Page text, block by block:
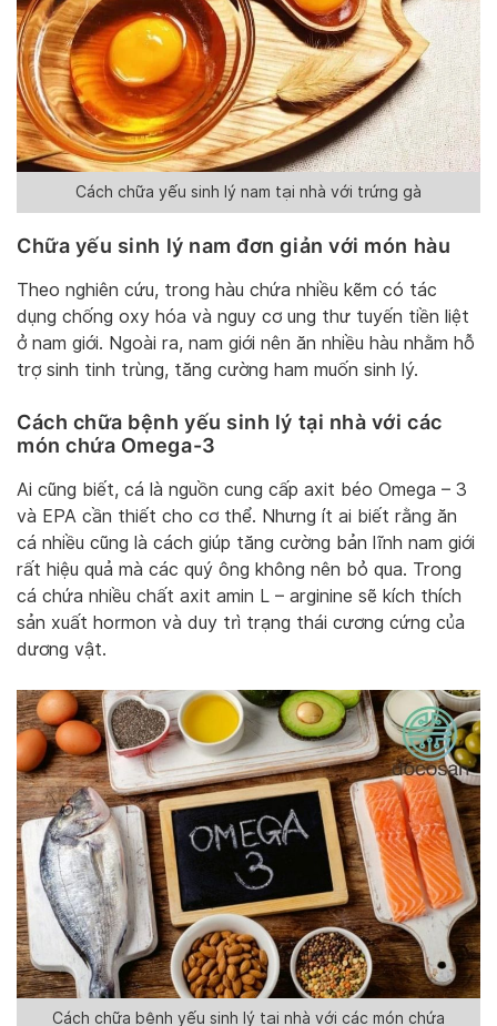
Cách chữa yếu sinh lý nam tại nhà với trứng gà
Chữa yếu sinh lý nam đơn giản với món hàu
Theo nghiên cứu, trong hàu chứa nhiều kẽm có tác
dụng chống oxy hóa và nguy cơ ung thư tuyến tiền liệt
ở nam giới. Ngoài ra, nam giới nên ăn nhiều hàu nhằm hỗ
trợ sinh tinh trùng, tăng cường ham muốn sinh lý.
Cách chữa bệnh yếu sinh lý tại nhà với các
món chứa Omega-3
Ai cũng biết, cá là nguồn cung cấp axit béo Omega – 3
và EPA cần thiết cho cơ thể. Nhưng ít ai biết rằng ăn
cá nhiều cũng là cách giúp tăng cường bản lĩnh nam giới
rất hiệu quả mà các quý ông không nên bỏ qua. Trong
cá chứa nhiều chất axit amin L – arginine sẽ kích thích
sản xuất hormon và duy trì trạng thái cương cứng của
dương vật.
Cách chữa bệnh yếu sinh lý tại nhà với các món chứa